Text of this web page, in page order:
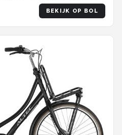
BEKIJK OP BOL